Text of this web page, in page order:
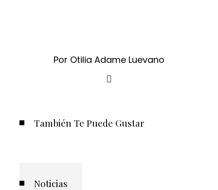
Por Otilia Adame Luevano
También Te Puede Gustar
Noticias